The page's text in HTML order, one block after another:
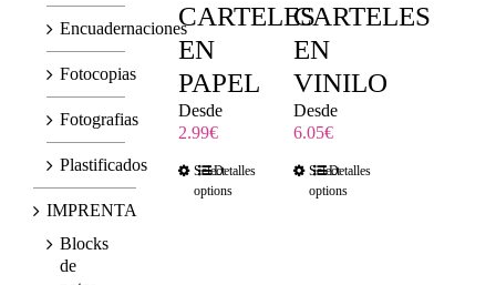
CARTELES
EN
PAPEL
Desde
2.99€
Select
options
Detalles
CARTELES
EN
VINILO
Desde
6.05€
Select
options
Detalles
Encuadernaciones
Fotocopias
Fotografias
Plastificados
IMPRENTA
Blocks
de